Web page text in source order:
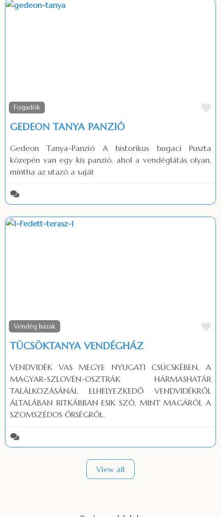
Fogadók
GEDEON TANYA PANZIÓ
Gedeon Tanya-Panzió A historikus bugaci Puszta
közepén van egy kis panzió, ahol a vendéglátás olyan,
mintha az utazó a saját
Vendég házak
TÜCSÖKTANYA VENDÉGHÁZ
VENDVIDÉK VAS MEGYE NYUGATI CSÜCSKÉBEN, A
MAGYAR-SZLOVÉN-OSZTRÁK HÁRMASHATÁR
TALÁLKOZÁSÁNÁL ELHELYEZKEDŐ VENDVIDÉKRŐL
ÁLTALÁBAN RITKÁBBAN ESIK SZÓ, MINT MAGÁRÓL A
SZOMSZÉDOS ŐRSÉGRŐL.
View all